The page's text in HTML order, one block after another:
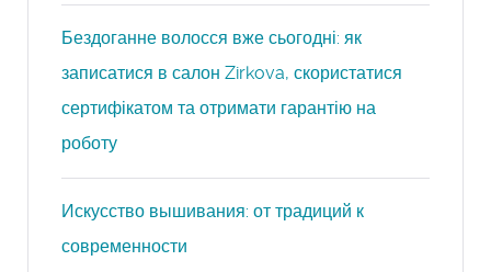
Бездоганне волосся вже сьогодні: як
записатися в салон Zirkova, скористатися
сертифікатом та отримати гарантію на
роботу
Искусство вышивания: от традиций к
современности